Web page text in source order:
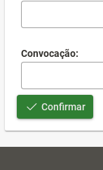
Convocação:
Confirmar